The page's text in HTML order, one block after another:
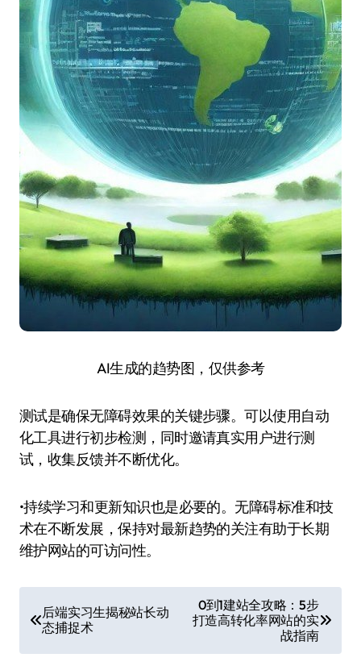
AI生成的趋势图，仅供参考
测试是确保无障碍效果的关键步骤。可以使用自动
化工具进行初步检测，同时邀请真实用户进行测
试，收集反馈并不断优化。
•持续学习和更新知识也是必要的。无障碍标准和技
术在不断发展，保持对最新趋势的关注有助于长期
维护网站的可访问性。
章
导
后端实习生揭秘站长动
态捕捉术
0到1建站全攻略：5步
打造高转化率网站的实
战指南